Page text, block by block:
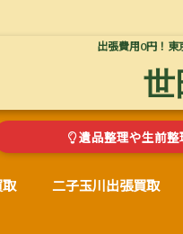
出張費用0円！東
世
遺品整理や生前整
取 二子玉川出張買取